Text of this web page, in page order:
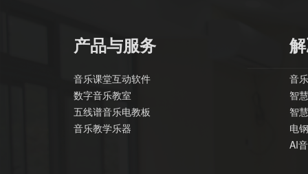
产品与服务
音乐课堂互动软件
数字音乐教室
五线谱音乐电教板
音乐教学乐器
音
智
智
电
AI